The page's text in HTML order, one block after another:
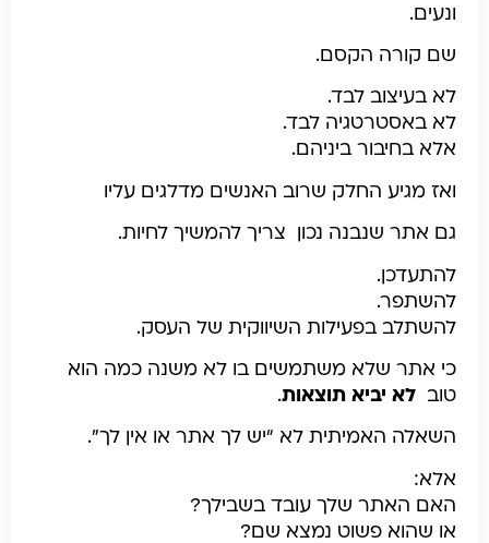
ונעים.
שם קורה הקסם.
לא בעיצוב לבד.
לא באסטרטגיה לבד.
אלא בחיבור ביניהם.
ואז מגיע החלק שרוב האנשים מדלגים עליו
גם אתר שנבנה נכון צריך להמשיך לחיות.
להתעדכן.
להשתפר.
להשתלב בפעילות השיווקית של העסק.
כי אתר שלא משתמשים בו לא משנה כמה הוא
טוב לא יביא תוצאות.
השאלה האמיתית לא “יש לך אתר או אין לך”.
אלא:
האם האתר שלך עובד בשבילך?
או שהוא פשוט נמצא שם?